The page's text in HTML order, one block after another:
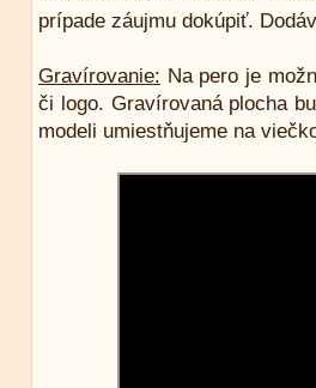
prípade záujmu dokúpiť.
Gravírovanie: Na pero je
či logo. Gravírovaná plocha
modeli umiestňujeme na